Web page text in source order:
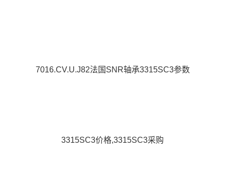
7016.CV.U.J82法国SNR轴承3315SC3参数
3315SC3价格,3315SC3采购